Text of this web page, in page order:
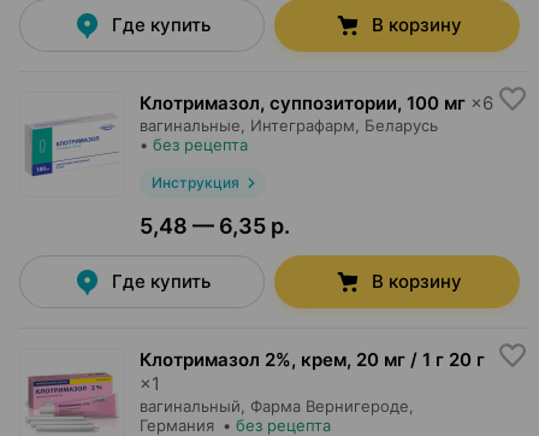
Где купить В корзину
Клотримазол, суппозитории, 100 мг ×6
вагинальные, Интеграфарм , Беларусь
• без рецепта
Инструкция
5,48 — 6,35 р.
Где купить В корзину
Клотримазол 2%, крем, 20 мг / 1 г 20 г
×1
вагинальный, Фарма Вернигероде
Германия • без рецепта